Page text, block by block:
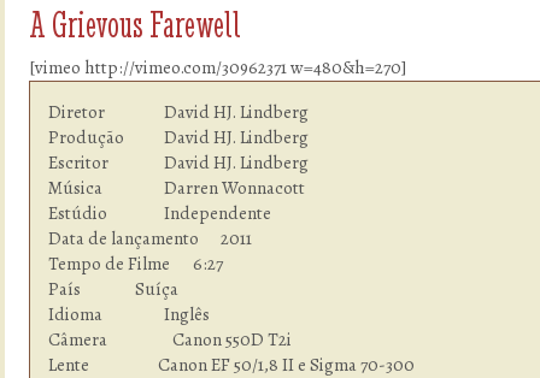
A Grievous Farewell
[vimeo http://vimeo.com/30962371 w=480&h=270]
Diretor         	David HJ. Lindberg
Produção        	David HJ. Lindberg
Escritor        	David HJ. Lindberg
Música          	Darren Wonnacott
Estúdio  	        Independente
Data de lançamento      2011
Tempo de Filme    	6:27
País            	Suíça
Idioma  	        Inglês
Câmera                  Canon 550D T2i
Lente                   Canon EF 50/1,8 II e Sigma 70-300